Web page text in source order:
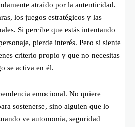
atraído por la autenticidad.
los juegos estratégicos y las
Si percibe que estás intentando
pierde interés. Pero si siente
criterio propio y que no necesitas
se activa en él.
emocional. No quiere
sostenerse, sino alguien que lo
ve autonomía, seguridad